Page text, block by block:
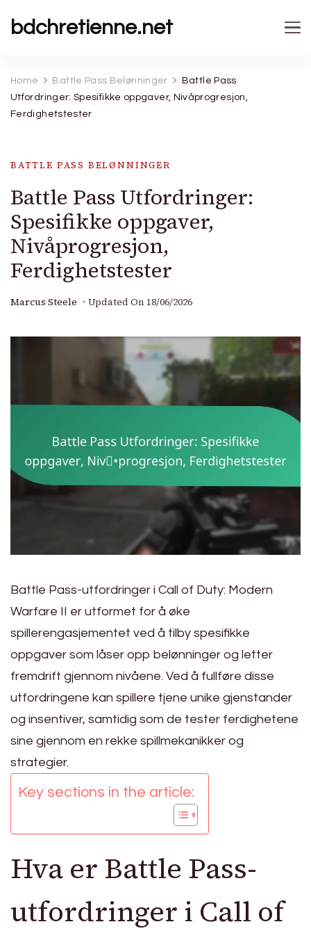
bdchretienne.net
Home Battle Pass Belønninger
Battle Pass
Utfordringer: Spesifikke oppgaver, Nivåprogresjon,
Ferdighetstester
BATTLE PASS BELØNNINGER
Battle Pass Utfordringer:
Spesifikke oppgaver,
Nivåprogresjon,
Ferdighetstester
Marcus Steele Updated On 18/06/2026
Battle Pass-utfordringer i Call of Duty: Modern
Warfare II er utformet for å øke
spillerengasjementet ved å tilby spesifikke
oppgaver som låser opp belønninger og letter
fremdrift gjennom nivåene. Ved å fullføre disse
utfordringene kan spillere tjene unike gjenstander
og insentiver, samtidig som de tester ferdighetene
sine gjennom en rekke spillmekanikker og
strategier.
Key sections in the article:
Hva er Battle Pass-
utfordringer i Call of